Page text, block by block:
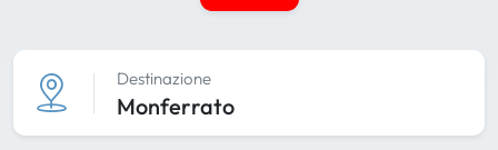
Destinazione
Monferrato